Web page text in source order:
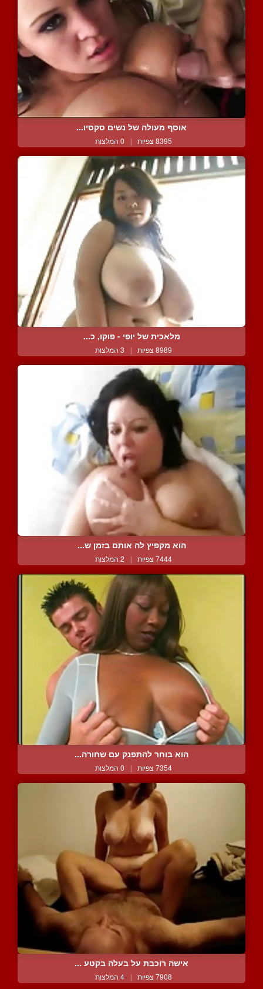
אוסף מעולה של נשים סקסיו...
8395 צפיות | 0 המלצות
מלאכית של יופי - פוקו, כ...
8989 צפיות | 3 המלצות
הוא מקפיץ לה אותם בזמן ש...
7444 צפיות | 2 המלצות
הוא בוחר להתפנק עם שחורה...
7354 צפיות | 0 המלצות
אישה רוכבת על בעלה בקטע ...
7908 צפיות | 4 המלצות